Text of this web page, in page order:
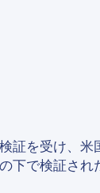
証を受け、米
の下で検証され